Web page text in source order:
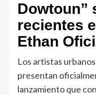
Dowtoun”
recientes
Ethan
Los artistas urbanos
presentan
lanzamiento que